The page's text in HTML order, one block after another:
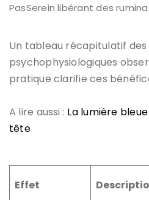
PasSerein libérant des
Un tableau récapitulatif
psychophysiologiques
pratique clarifie ces
A lire aussi : La lumière
tête
Effet